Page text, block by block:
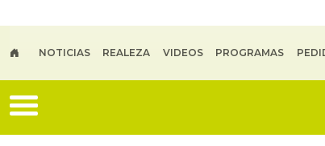
NOTICIAS REALEZA VIDEOS PROGRAMAS